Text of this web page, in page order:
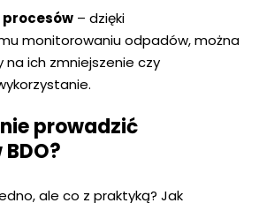
– dzięki
monitorowaniu odpadów, można
na ich zmniejszenie czy
prowadzić
ale co z praktyką? Jak